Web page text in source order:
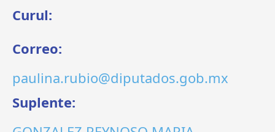
Curul:
Correo:
paulina.rubio@diputados.gob.mx
Suplente: